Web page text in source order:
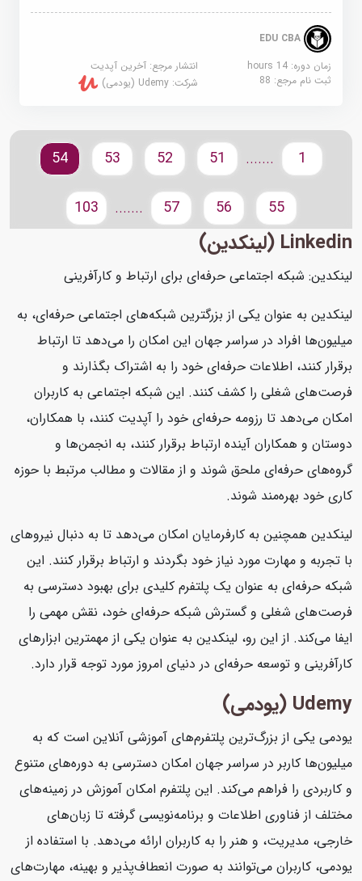
EDU CBA
زمان دوره: 14 hours
انتشار مرجع:آخرین آپدیت
ثبت نام مرجع:88 شرکت:Udemy (یودمی)
.......
51
52
53
54
55
56
57
.......
103
Linkedin (لینکدین)
لینکدین: شبکه اجتماعی حرفه‌ای برای ارتباط و کارآفرینی
لینکدین به عنوان یکی از بزرگترین شبکه‌های اجتماعی حرفه‌ای، به
میلیون‌ها افراد در سراسر جهان این امکان را می‌دهد تا ارتباط
برقرار کنند، اطلاعات حرفه‌ای خود را به اشتراک بگذارند و
فرصت‌های شغلی را کشف کنند. این شبکه اجتماعی به کاربران
امکان می‌دهد تا رزومه حرفه‌ای خود را آپدیت کنند، با همکاران،
دوستان و همکاران آینده ارتباط برقرار کنند، به انجمن‌ها و
گروه‌های حرفه‌ای ملحق شوند و از مقالات و مطالب مرتبط با حوزه
کاری خود بهره‌مند شوند.
لینکدین همچنین به کارفرمایان امکان می‌دهد تا به دنبال نیروهای
با تجربه و مهارت مورد نیاز خود بگردند و ارتباط برقرار کنند. این
شبکه حرفه‌ای به عنوان یک پلتفرم کلیدی برای بهبود دسترسی به
فرصت‌های شغلی و گسترش شبکه حرفه‌ای خود، نقش مهمی را
ایفا می‌کند. از این رو، لینکدین به عنوان یکی از مهمترین ابزارهای
کارآفرینی و توسعه حرفه‌ای در دنیای امروز مورد توجه قرار دارد.
Udemy (یودمی)
یودمی یکی از بزرگ‌ترین پلتفرم‌های آموزشی آنلاین است که به
میلیون‌ها کاربر در سراسر جهان امکان دسترسی به دوره‌های متنوع
و کاربردی را فراهم می‌کند. این پلتفرم امکان آموزش در زمینه‌های
مختلف از فناوری اطلاعات و برنامه‌نویسی گرفته تا زبان‌های
خارجی، مدیریت، و هنر را به کاربران ارائه می‌دهد. با استفاده از
یودمی، کاربران می‌توانند به صورت انعطاف‌پذیر و بهینه، مهارت‌های